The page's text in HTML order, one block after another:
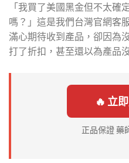
「我買了美國黑金但不太確
嗎？」這是我們台灣官網客
滿心期待收到產品，卻因為
打了折扣，甚至還以為產品
🔥 立
正品保證 藥